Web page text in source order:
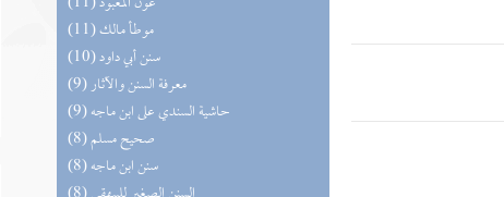
(11) موطأ مالك
(10) سنن أبي داود
(9) معرفة السنن والآثار
(9) حاشية السندي على ابن ماجه
(8) صحيح مسلم
(8) سنن ابن ماجه